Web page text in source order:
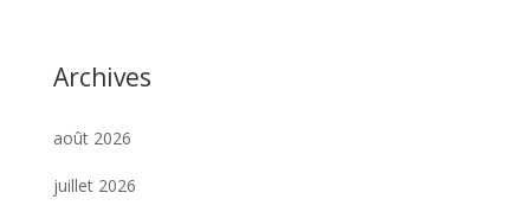
Archives
août 2026
juillet 2026